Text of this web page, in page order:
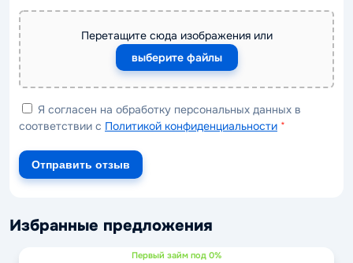
Перетащите сюда изображения или
выберите файлы
Я согласен на обработку персональных данных в
соответствии с Политикой конфиденциальности *
Отправить отзыв
Избранные предложения
Первый займ под 0%